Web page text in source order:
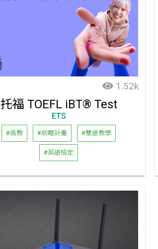
1.52k
托福 TOEFL iBT® Test
ETS
#高教 #前瞻計畫 #雙語教學
#英語檢定